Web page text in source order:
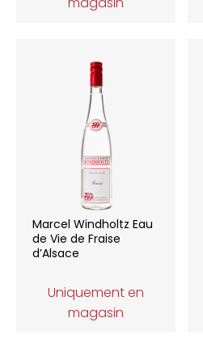
Marcel Windholtz Eau
de Vie de Fraise
d’Alsace
Uniquement en
magasin